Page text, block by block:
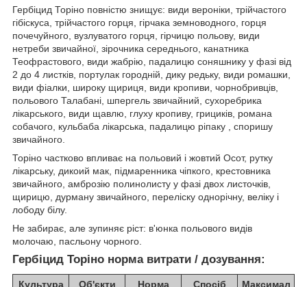
Гербіцид Торіно повністю знищує: види вероніки, трійчастого
гібіскуса, трійчастого горця, гірчака земноводного, горця
почечуйного, вузлуватого горця, гірчицю польову, види
нетреби звичайної, зірочника середнього, канатника
Теофрастового, види жабрію, падалицю соняшнику у фазі від
2 до 4 листків, портулак городній, дику редьку, види ромашки,
види фіалки, широку щириця, види кропиви, чорнобривців,
польового Талабані, шпергель звичайний, сухоребрика
лікарського, види щавлю, глуху кропиву, грициків, романа
собачого, кульбаба лікарська, падалицю ріпаку , споришу
звичайного.
Торіно частково впливає на польовий і жовтий Осот, рутку
лікарську, дикоий мак, підмаренника чіпкого, крестовника
звичайного, амброзію полинолисту у фазі двох листочків,
щирицю, дурману звичайного, переліску однорічну, веліку і
лободу білу.
Не забирає, але зупиняє ріст: в'юнка польового видів
молочаю, пасльону чорного.
Гербіцид Торіно норма витрати / дозування:
Культура Об'єкти Норма Спосіб Максимал